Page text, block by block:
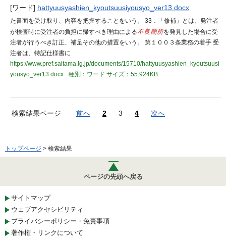
[ワード] hattyuusyashien_kyoutsuusiyousyo_ver13.docx
た書面を受け取り、内容を把握することをいう。 33．「修補」とは、発注者
が検査時に受注者の負担に帰すべき理由による不良箇所を発見した場合に受
注者が行うべき訂正、補足その他の措置をいう。 第１００３条業務の着手 受
注者は、特記仕様書に
https://www.pref.saitama.lg.jp/documents/15710/hattyuusyashien_kyoutsuusi
yousyo_ver13.docx
種別：ワード サイズ：55.924KB
検索結果ページ 前へ 2 3 4 次へ
トップページ > 検索結果
ページの先頭へ戻る
サイトマップ
ウェブアクセシビリティ
プライバシーポリシー・免責事項
著作権・リンクについて